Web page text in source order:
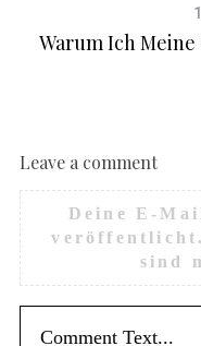
Warum Ich
Leave a comment
Deine E-
veröffentlicht.
sind